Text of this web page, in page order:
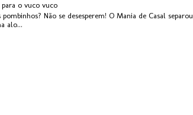
para o vuco vuco
Não se desesperem! O Mania de Casal separou
alo...